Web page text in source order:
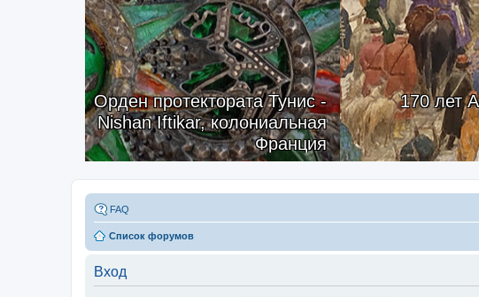
Орден протектората Тунис -
Nishan Iftikar, колониальная
Франция
170 лет
FAQ
Список форумов
Вход